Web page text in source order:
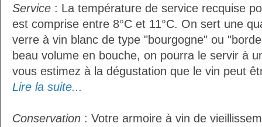
Service : La température de service recquise
est comprise entre 8°C et 11°C. On sert une
verre à vin blanc de type "bourgogne" ou
beau volume en bouche, on pourra le servir à
vous estimez à la dégustation que le vin peut
Lire la suite...
Conservation : Votre armoire à vin de